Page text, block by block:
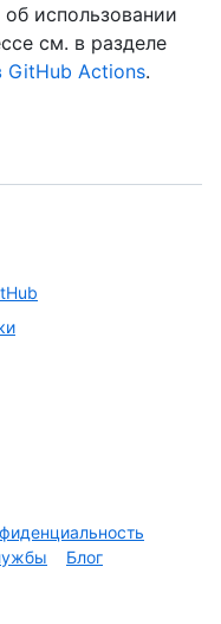
использовании
см. в разделе
GitHub Actions.
Блог